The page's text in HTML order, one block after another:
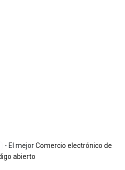
- El mejorComercio electrónico de
abierto